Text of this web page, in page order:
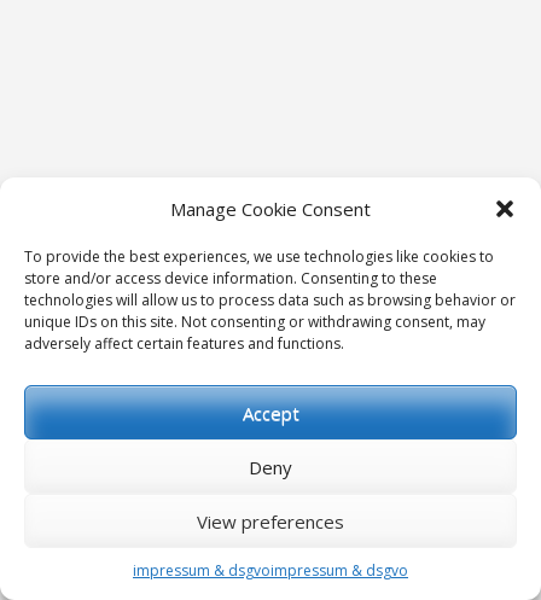
Manage Cookie Consent
To provide the best experiences, we use technologies like cookies to
store and/or access device information. Consenting to these
technologies will allow us to process data such as browsing behavior or
unique IDs on this site. Not consenting or withdrawing consent, may
adversely affect certain features and functions.
Accept
Deny
View preferences
impressum & dsgvoimpressum & dsgvo